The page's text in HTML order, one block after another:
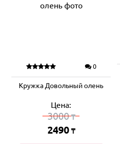
0
Кружка Довольный олень
Цена:
3000₸
2490 ₸